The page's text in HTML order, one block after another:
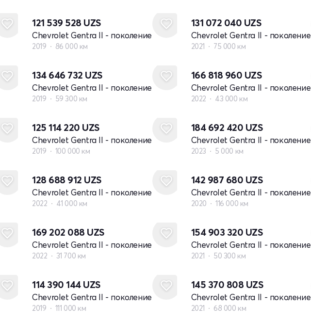
121 539 528 UZS
Chevrolet Gentra II - поколение
2019 86 000 км
131 072 040 UZS
Chevrolet Gentra II - поколение
2021 75 000 км
134 646 732 UZS
Chevrolet Gentra II - поколение
2019 59 300 км
166 818 960 UZS
Chevrolet Gentra II - поколение
2022 43 000 км
125 114 220 UZS
Chevrolet Gentra II - поколение
2019 100 000 км
184 692 420 UZS
Chevrolet Gentra II - поколение
2023 5 000 км
128 688 912 UZS
Chevrolet Gentra II - поколение
2022 41 000 км
142 987 680 UZS
Chevrolet Gentra II - поколение
2020 116 000 км
169 202 088 UZS
Chevrolet Gentra II - поколение
2022 31 700 км
154 903 320 UZS
Chevrolet Gentra II - поколение
2021 50 300 км
114 390 144 UZS
Chevrolet Gentra II - поколение
2019 111 000 км
145 370 808 UZS
Chevrolet Gentra II - поколение
2021 68 000 км